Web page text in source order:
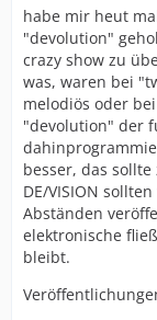
habe mir heut
"devolution"
crazy show zu
was, waren bei
melodiös oder
"devolution" der
besser, das
DE/VISION
Abständen
elektronische
bleibt.